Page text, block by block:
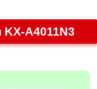
A4011N3